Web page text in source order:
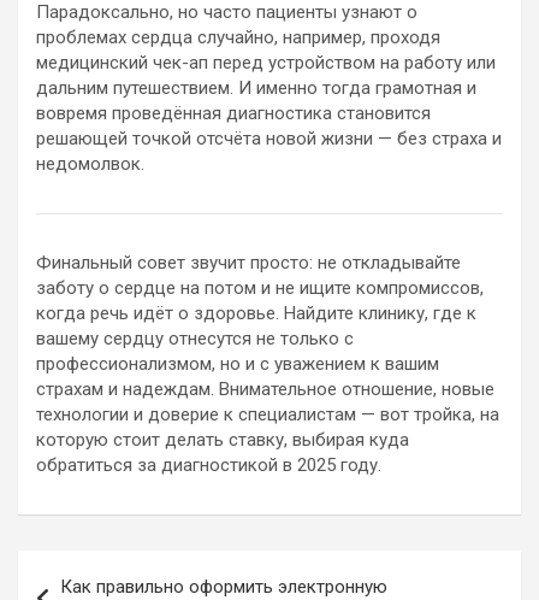
Парадоксально, но часто пациенты узнают о
проблемах сердца случайно, например, проходя
медицинский чек-ап перед устройством на работу или
дальним путешествием. И именно тогда грамотная и
вовремя проведённая диагностика становится
решающей точкой отсчёта новой жизни — без страха и
недомолвок.
Финальный совет звучит просто: не откладывайте
заботу о сердце на потом и не ищите компромиссов,
когда речь идёт о здоровье. Найдите клинику, где к
вашему сердцу отнесутся не только с
профессионализмом, но и с уважением к вашим
страхам и надеждам. Внимательное отношение, новые
технологии и доверие к специалистам — вот тройка, на
которую стоит делать ставку, выбирая куда
обратиться за диагностикой в 2025 году.
Как правильно оформить электронную